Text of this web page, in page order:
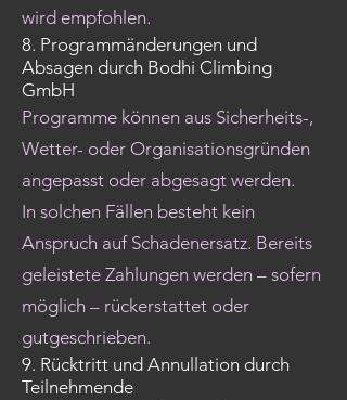
wird empfohlen.
8. Programmänderungen und
Absagen durch Bodhi Climbing
GmbH
Programme können aus Sicherheits-,
Wetter- oder Organisationsgründen
angepasst oder abgesagt werden.
In solchen Fällen besteht kein
Anspruch auf Schadenersatz. Bereits
geleistete Zahlungen werden – sofern
möglich – rückerstattet oder
gutgeschrieben.
9. Rücktritt und Annullation durch
Teilnehmende